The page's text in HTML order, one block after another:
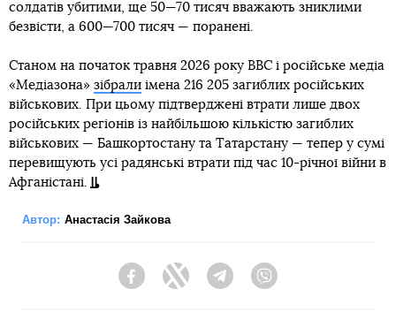
солдатів убитими, ще 50—70 тисяч вважають зниклими
безвісти, а 600—700 тисяч — поранені.
Станом на початок травня 2026 року BBC і російське медіа
«Медіазона» зібрали імена 216 205 загиблих російських
військових. При цьому підтверджені втрати лише двох
російських регіонів із найбільшою кількістю загиблих
військових — Башкортостану та Татарстану — тепер у сумі
перевищують усі радянські втрати під час 10-річної війни в
Афганістані.
Автор: Анастасія Зайкова
FacebookTwitter Telegram